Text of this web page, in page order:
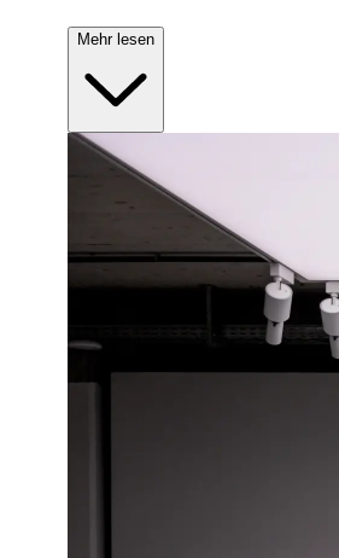
Mehr lesen